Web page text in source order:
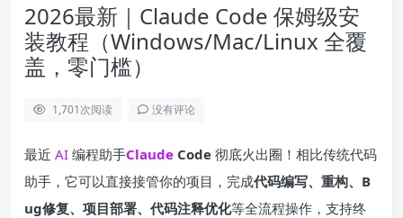
2026最新｜Claude Code 保姆级安
装教程（Windows/Mac/Linux 全覆
盖，零门槛）
1,701次阅读 没有评论
最近 AI 编程助手Claude Code 彻底火出圈！相比传统代码
助手，它可以直接接管你的项目，完成代码编写、重构、B
ug修复、项目部署、代码注释优化等全流程操作，支持终